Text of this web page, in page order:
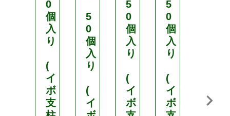
0
個
入
り
(
イ
ボ
支
5
0
個
入
り
(
イ
5
0
個
入
り
(
イ
ボ
5
0
個
入
り
(
イ
ボ
長